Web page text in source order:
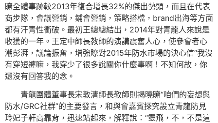
瞭全體事跡較2013年復合增長32%的傑出勢頭，而且在代表
商步隊，會議營銷，鋪會營銷，策略搭檔，brand出海等方面
都有汗青性衝破。最初王總總結出，2014年對青龍人來說是
收獲的一年。王定中師長教師的演講震奮人心，使參會者心
潮彭湃，議論振奮，增強瞭對2015年防水市場的決心信“我沒
有穿短褲嘛，我穿少了很多說關你什麼事啊！不知何故，你
還沒有回答我的念。
青龍團體董事長宋敦清師長教師則揭曉瞭“咱們的妄想與
防水/GRC社群”的主要發言，和與會嘉賓探究設立青龍防見
玲妃子軒高靠背，迅速站起來，解釋說：“靈飛，不，不是這